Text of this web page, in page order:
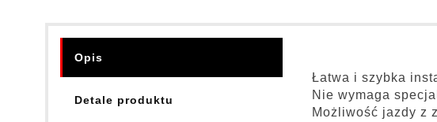
Opis
Detale produktu
Łatwa i szybka
Nie wymaga
Możliwość jazdy z